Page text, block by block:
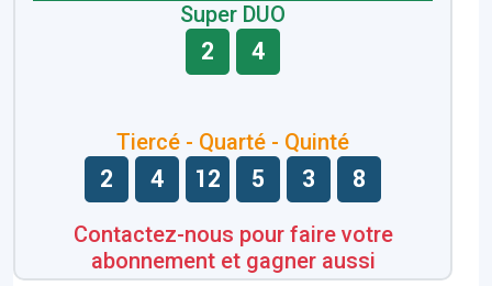
Super DUO
2 4
Tiercé - Quarté - Quinté
2 4 12 5 3 8
Contactez-nous pour faire votre
abonnement et gagner aussi